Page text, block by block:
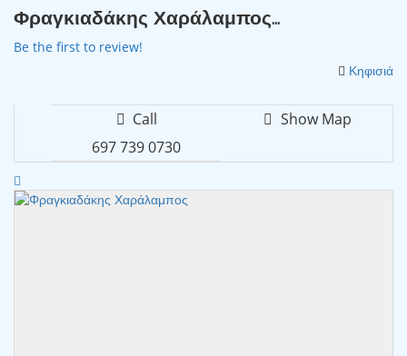
Φραγκιαδάκης Χαράλαμπος...
Be the first to review!
Κηφισιά
Call
697 739 0730
Show Map